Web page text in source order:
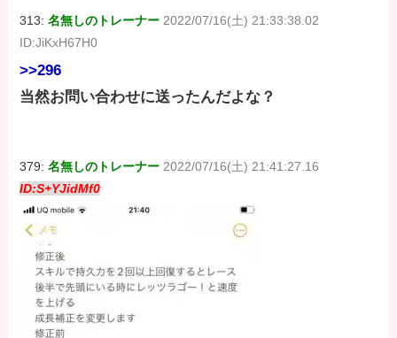
313:名無しのトレーナー 2022/07/16(土) 21:33:38.02
ID:JiKxH67H0
>>296
当然お問い合わせに送ったんだよな？
379:名無しのトレーナー 2022/07/16(土) 21:41:27.16
ID:S+YJidMf0